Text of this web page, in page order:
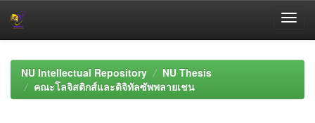
navigationNU Intellectual Repository
NU Thesis
คณะโลจิสติกส์และดิจิทัลซัพพลายเชน